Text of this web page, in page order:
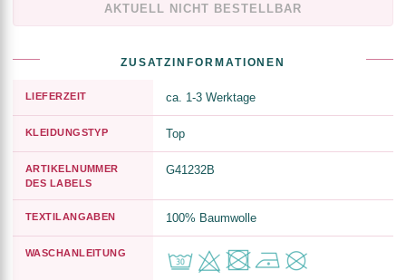
AKTUELL NICHT BESTELLBAR
ZUSATZINFORMATIONEN
LIEFERZEIT ca. 1-3 Werktage
KLEIDUNGSTYP Top
ARTIKELNUMMER
DES LABELS
G41232B
TEXTILANGABEN 100% Baumwolle
WASCHANLEITUNG